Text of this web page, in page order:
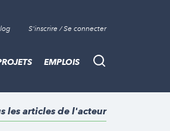
S'inscrire / Se connecter
Recherche
EMPLOIS
les articles de l'acteur